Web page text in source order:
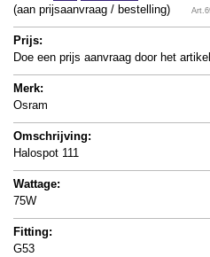
(aan prijsaanvraag / bestelling)
Prijs:
Doe een prijs aanvraag door het
Merk:
Osram
Omschrijving:
Halospot 111
Wattage:
75W
Fitting:
G53